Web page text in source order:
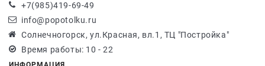
+7(985)419-69-49
info@popotolku.ru
Солнечногорск, ул.Красная, вл.1, ТЦ "Постройка"
Время работы: 10 - 22